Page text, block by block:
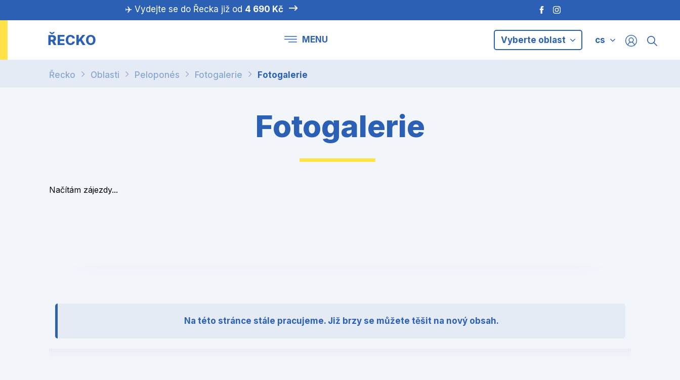
✈️ Vydejte se do Řecka již od 4 690 Kč
ŘECKO MENU Vyberte oblast cs
Řecko Oblasti Peloponés Fotogalerie Fotogalerie
Fotogalerie
Načítám zájezdy...
Na této stránce stále pracujeme. Již brzy se můžete těšit na nový obsah.